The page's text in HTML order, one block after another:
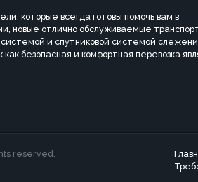
которые всегда готовы помочь вам в
новые отлично обслуживаемые
и спутниковой системой
безопасная и комфортная перевозка
reserved.